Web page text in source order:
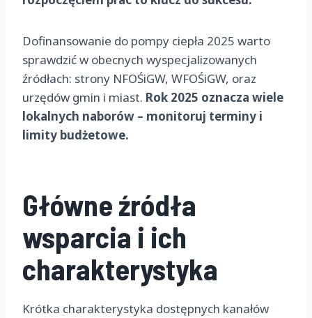
Dofinansowanie do pompy ciepła 2025 warto
sprawdzić w obecnych wyspecjalizowanych
źródłach: strony NFOŚiGW, WFOŚiGW, oraz
urzędów gmin i miast. Rok 2025 oznacza wiele
lokalnych naborów – monitoruj terminy i
limity budżetowe.
Główne źródła
wsparcia i ich
charakterystyka
Krótka charakterystyka dostępnych kanałów